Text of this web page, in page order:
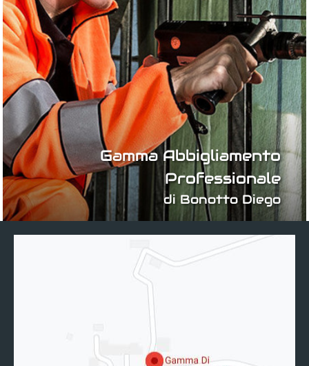
Gamma Abbigliamento
Professionale
di Bonotto Diego